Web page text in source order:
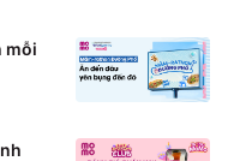
mỗi